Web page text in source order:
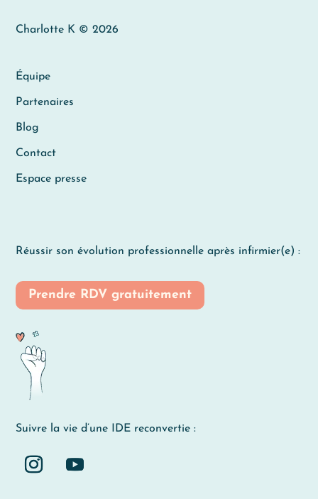
Prendre soin de toi,
même avec les cookies
🍪
utilisation et à te proposer des contenus qui répondent vraiment aux
besoins des IDE.
Tu peux tout accepter, tout refuser ou faire ton propre choix.
Charlotte K © 2026
Équipe
Partenaires
Blog
Contact
Espace presse
Réussir son évolution professionnelle après infirmier(e) :
Prendre RDV gratuitement
Suivre la vie d’une IDE reconvertie :